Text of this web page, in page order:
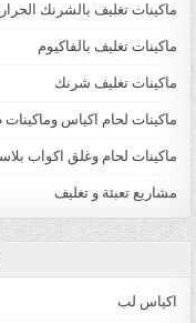
ماكينات تغليف بالشرنك
ماكينات تغليف بالفاكيوم
ماكينات تغليف شرنك
ماكينات لحام اكياس وماكينات
ماكينات لحام وغلق اكواب
مشاريع تعبئة و تغليف
اكياس لب